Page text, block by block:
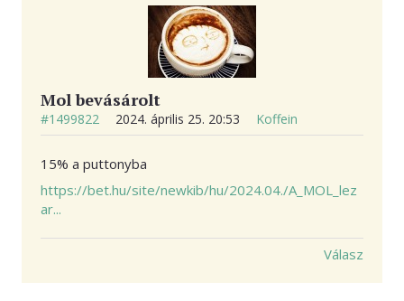
Mol bevásárolt
#1499822 2024. április 25. 20:53 Koffein
15% a puttonyba
https://bet.hu/site/newkib/hu/2024.04./A_MOL_lez
ar...
Válasz